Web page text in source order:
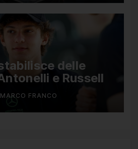
delle
e Russell
MARCO FRANCO